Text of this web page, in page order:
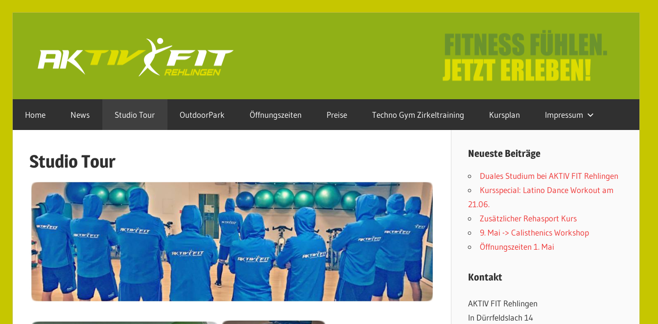
springen
Home News Studio Tour OutdoorPark Öffnungszeiten Preise Techno Gym Zirkeltraining Kursplan Impressum
Studio Tour Neueste Beiträge
Duales Studium bei AKTIV FIT Rehlingen
Kursspecial: Latino Dance Workout am
21.06.
Zusätzlicher Rehasport Kurs
9. Mai -> Calisthenics Workshop
Öffnungszeiten 1. Mai
Kontakt
AKTIV FIT Rehlingen
In Dürrfeldslach 14